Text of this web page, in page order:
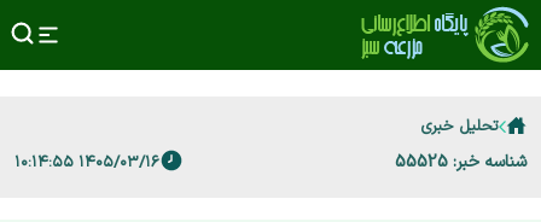
تحلیل خبری
شناسه خبر: 55525 ۱۴۰۵/۰۳/۱۶ ۱۰:۱۴:۵۵